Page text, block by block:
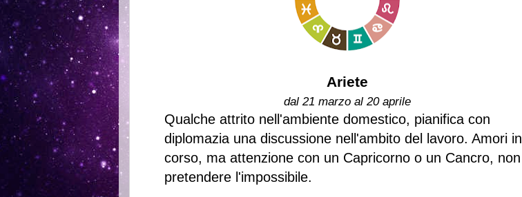
Ariete
dal 21 marzo al 20 aprile
Qualche attrito nell'ambiente domestico, pianifica con
diplomazia una discussione nell'ambito del lavoro. Amori in
corso, ma attenzione con un Capricorno o un Cancro, non
pretendere l'impossibile.